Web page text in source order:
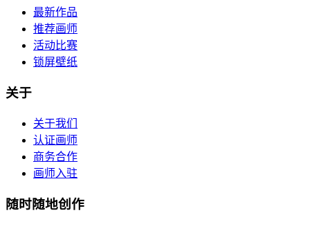
最新作品
推荐画师
活动比赛
锁屏壁纸
关于
关于我们
认证画师
商务合作
画师入驻
随时随地创作